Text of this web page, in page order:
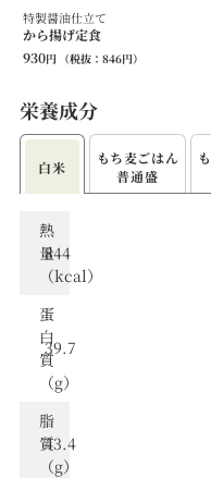
特製醤油仕立て
から揚げ定食
930円 （税抜：846円）
栄養成分
白米
もち⻨ごはん
普通盛
熱
量
（kcal）
844
蛋
⽩
質
（g）
39.7
脂
質
（g）
43.4